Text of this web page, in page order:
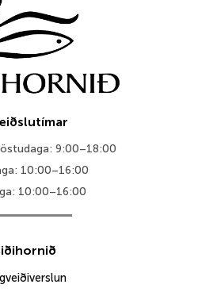
9:00–18:00
10:00–16:00
10:00–16:00